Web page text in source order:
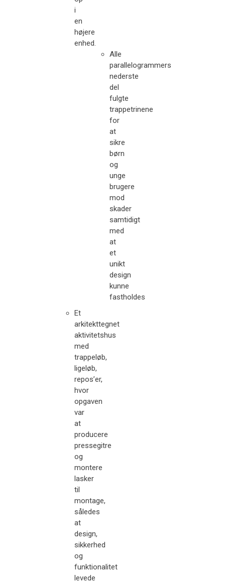
i
en
højere
enhed.
Alle
parallelogrammers
nederste
del
fulgte
trappetrinene
for
at
sikre
børn
og
unge
brugere
mod
skader
samtidigt
med
at
et
unikt
design
kunne
fastholdes
Et
arkitekttegnet
aktivitetshus
med
trappeløb,
ligeløb,
repos’er,
hvor
opgaven
var
at
producere
pressegitre
og
montere
lasker
til
montage,
således
at
design,
sikkerhed
og
funktionalitet
levede